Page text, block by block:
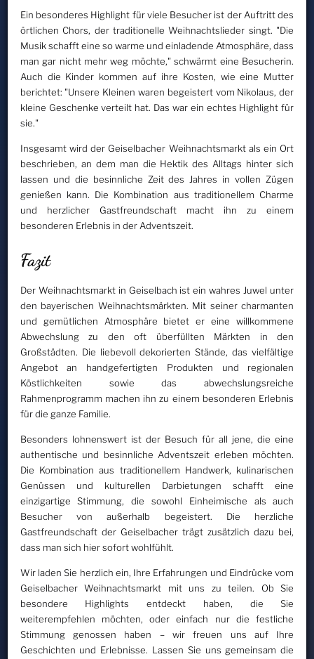
Ein besonderes Highlight für viele Besucher ist der Auftritt des
örtlichen Chors, der traditionelle Weihnachtslieder singt. "Die
Musik schafft eine so warme und einladende Atmosphäre, dass
man gar nicht mehr weg möchte," schwärmt eine Besucherin.
Auch die Kinder kommen auf ihre Kosten, wie eine Mutter
berichtet: "Unsere Kleinen waren begeistert vom Nikolaus, der
kleine Geschenke verteilt hat. Das war ein echtes Highlight für
sie."
Insgesamt wird der Geiselbacher Weihnachtsmarkt als ein Ort
beschrieben, an dem man die Hektik des Alltags hinter sich
lassen und die besinnliche Zeit des Jahres in vollen Zügen
genießen kann. Die Kombination aus traditionellem Charme
und herzlicher Gastfreundschaft macht ihn zu einem
besonderen Erlebnis in der Adventszeit.
Fazit
Der Weihnachtsmarkt in Geiselbach ist ein wahres Juwel unter
den bayerischen Weihnachtsmärkten. Mit seiner charmanten
und gemütlichen Atmosphäre bietet er eine willkommene
Abwechslung zu den oft überfüllten Märkten in den
Großstädten. Die liebevoll dekorierten Stände, das vielfältige
Angebot an handgefertigten Produkten und regionalen
Köstlichkeiten sowie das abwechslungsreiche
Rahmenprogramm machen ihn zu einem besonderen Erlebnis
für die ganze Familie.
Besonders lohnenswert ist der Besuch für all jene, die eine
authentische und besinnliche Adventszeit erleben möchten.
Die Kombination aus traditionellem Handwerk, kulinarischen
Genüssen und kulturellen Darbietungen schafft eine
einzigartige Stimmung, die sowohl Einheimische als auch
Besucher von außerhalb begeistert. Die herzliche
Gastfreundschaft der Geiselbacher trägt zusätzlich dazu bei,
dass man sich hier sofort wohlfühlt.
Wir laden Sie herzlich ein, Ihre Erfahrungen und Eindrücke vom
Geiselbacher Weihnachtsmarkt mit uns zu teilen. Ob Sie
besondere Highlights entdeckt haben, die Sie
weiterempfehlen möchten, oder einfach nur die festliche
Stimmung genossen haben – wir freuen uns auf Ihre
Geschichten und Erlebnisse. Lassen Sie uns gemeinsam die